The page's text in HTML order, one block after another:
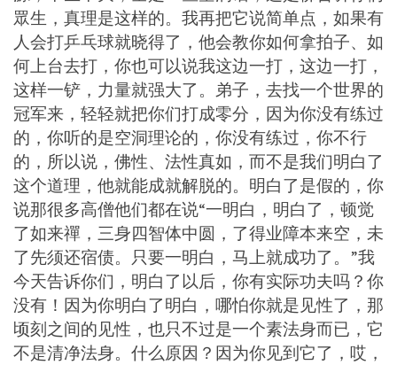
眾生，真理是这样的。我再把它说简单点，如果有
人会打乒乓球就晓得了，他会教你如何拿拍子、如
何上台去打，你也可以说我这边一打，这边一打，
这样一铲，力量就强大了。弟子，去找一个世界的
冠军来，轻轻就把你们打成零分，因为你没有练过
的，你听的是空洞理论的，你没有练过，你不行
的，所以说，佛性、法性真如，而不是我们明白了
这个道理，他就能成就解脱的。明白了是假的，你
说那很多高僧他们都在说“一明白，明白了，顿觉
了如来禪，三身四智体中圆，了得业障本来空，未
了先须还宿债。只要一明白，马上就成功了。”我
今天告诉你们，明白了以后，你有实际功夫吗？你
没有！因为你明白了明白，哪怕你就是见性了，那
顷刻之间的见性，也只不过是一个素法身而已，它
不是清净法身。什么原因？因为你见到它了，哎，